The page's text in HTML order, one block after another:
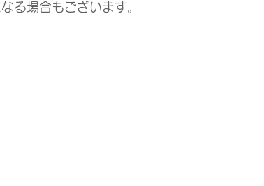
る場合もございます。